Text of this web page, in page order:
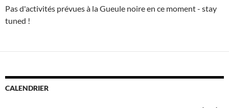
Pas d'activités prévues à la Gueule noire en ce moment - stay
tuned !
CALENDRIER